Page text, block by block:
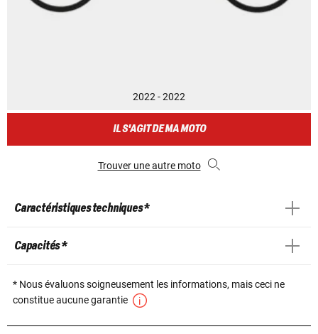
2022 - 2022
IL S'AGIT DE MA MOTO
Trouver une autre moto
Caractéristiques techniques *
Capacités *
* Nous évaluons soigneusement les informations, mais ceci ne
constitue aucune garantie